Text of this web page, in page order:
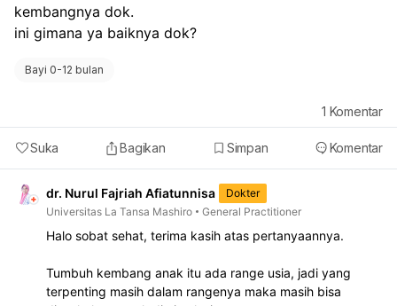
kembangnya dok.
ini gimana ya baiknya dok?
Bayi 0-12 bulan
Suka Bagikan Simpan Komentar
1 Komentar
dr. Nurul Fajriah Afiatunnisa
Dokter
Universitas La Tansa Mashiro
General Practitioner
Halo sobat sehat, terima kasih atas pertanyaannya.
Tumbuh kembang anak itu ada range usia, jadi yang
terpenting masih dalam rangenya maka masih bisa